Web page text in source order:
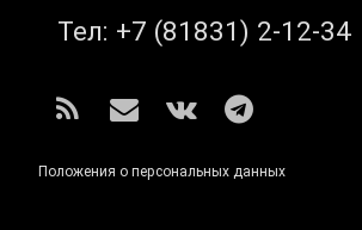
Тел: +7 (81831) 2-12-34
RSS E-mailВКонтакте
Telegram
Положения о персональных данных